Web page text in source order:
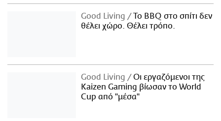
Good Living
Το BBQ στο σπίτι δεν
θέλει χώρο. Θέλει τρόπο.
Good Living
Οι εργαζόμενοι της
Kaizen Gaming βίωσαν το World
Cup από "μέσα"